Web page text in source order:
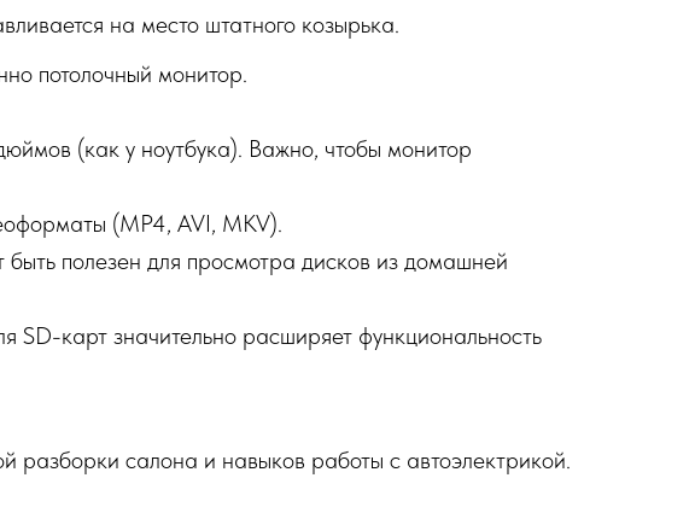
на место штатного козырька.
потолочный монитор.
(как у ноутбука). Важно, чтобы монитор
(MP4, AVI, MKV).
полезен для просмотра дисков из домашней
карт значительно расширяет функциональность
разборки салона и навыков работы с автоэлектрикой.